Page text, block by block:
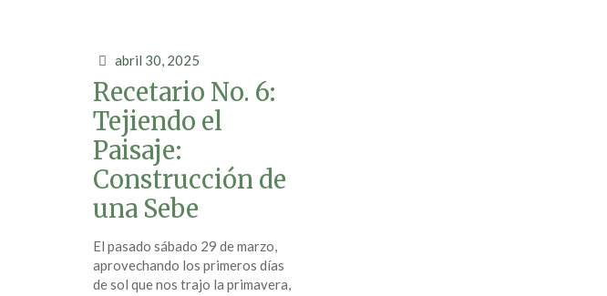
abril 30, 2025
Recetario No. 6:
Tejiendo el
Paisaje:
Construcción de
una Sebe
El pasado sábado 29 de marzo,
aprovechando los primeros días
de sol que nos trajo la primavera,